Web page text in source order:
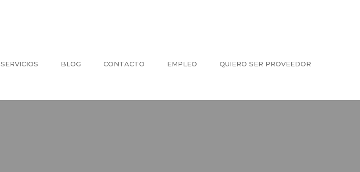
SERVICIOS BLOG CONTACTO EMPLEO QUIERO SER PROVEEDOR